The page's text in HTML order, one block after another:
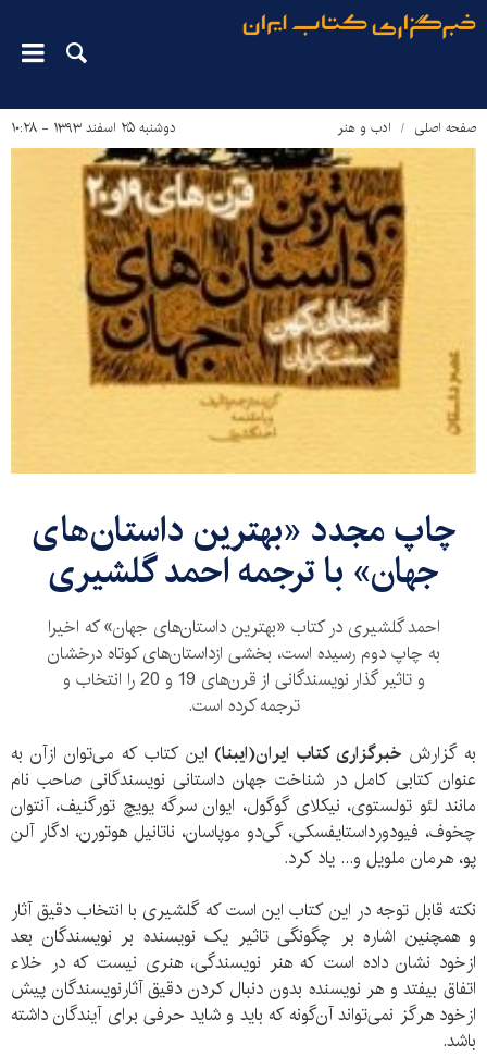
صفحه اصلی ادب و هنر دوشنبه ۲۵ اسفند ۱۳۹۳ - ۱۰:۲۸
چاپ مجدد «بهترین داستان‌های
جهان» با ترجمه احمد گلشیری
احمد گلشیری در کتاب «بهترین داستان‌های جهان» که اخیرا
به چاپ دوم رسیده است، بخشی ازداستان‌های کوتاه درخشان
و تاثیر گذار نویسندگانی از قرن‌های 19 و 20 را انتخاب و
ترجمه کرده است.
به گزارش خبرگزاری کتاب ایران(ایبنا) این کتاب که می‌توان ازآن به
عنوان کتابی کامل در شناخت جهان داستانی نویسندگانی صاحب نام
مانند لئو تولستوی، نیکلای گوگول، ایوان سرگه یویچ تورگنیف، آنتوان
چخوف، فیودورداستایفسکی، گی‌دو موپاسان، ناتانیل هوتورن، ادگار آلن
پو، هرمان ملویل و... یاد کرد.
نکته قابل توجه در این کتاب این است که گلشیری با انتخاب دقیق آثار
و همچنین اشاره بر چگونگی تاثیر یک نویسنده بر نویسندگان بعد
ازخود نشان داده است که هنر نویسندگی، هنری نیست که در خلاء
اتفاق بیفتد و هر نویسنده بدون دنبال کردن دقیق آثارنویسندگان پیش
ازخود هرگز نمی‌تواند آن‌گونه که باید و شاید حرفی برای آیندگان داشته
باشد.